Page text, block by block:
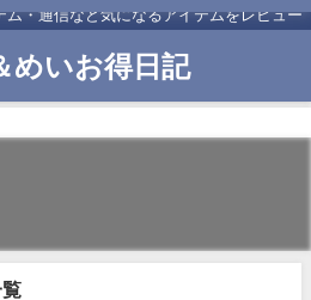
・通信など気になるアイテムをレビュー
めいお得日記